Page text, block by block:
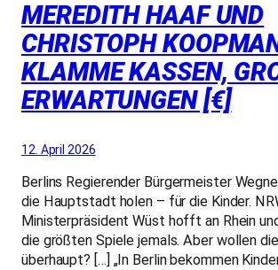
MEREDITH HAAF UND
CHRISTOPH
KLAMME KASSEN,
RWARTUNGEN [€]
12. April 2026
Berlins Regierender Bürgermeister
die Hauptstadt holen – für die Kinder.
Ministerpräsident Wüst hofft an Rhein
die größten Spiele jemals. Aber wollen
überhaupt? […] „In Berlin bekommen